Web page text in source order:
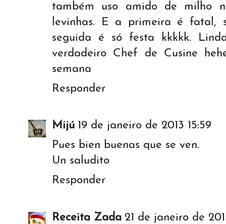
também uso amido de milho
levinhas. E a primeira é fatal,
seguida é só festa kkkkk.
verdadeiro Chef de Cusine
semana
Responder
Mijú 19 de janeiro de 2013 15:59
Pues bien buenas que se ven.
Un saludito
Responder
Receita Zada 21 de janeiro de